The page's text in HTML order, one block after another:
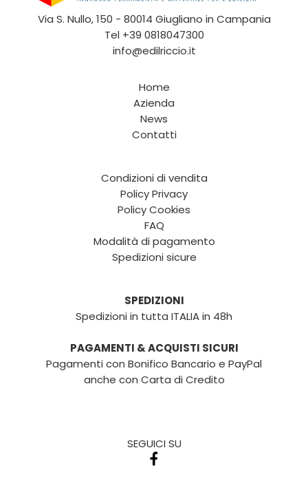
Via S. Nullo, 150 - 80014 Giugliano in Campania
Tel +39 0818047300
info@edilriccio.it
Home
Azienda
News
Contatti
Condizioni di vendita
Policy Privacy
Policy Cookies
FAQ
Modalità di pagamento
Spedizioni sicure
SPEDIZIONI
Spedizioni in tutta ITALIA in 48h
PAGAMENTI & ACQUISTI SICURI
Pagamenti con Bonifico Bancario e PayPal
anche con Carta di Credito
SEGUICI SU